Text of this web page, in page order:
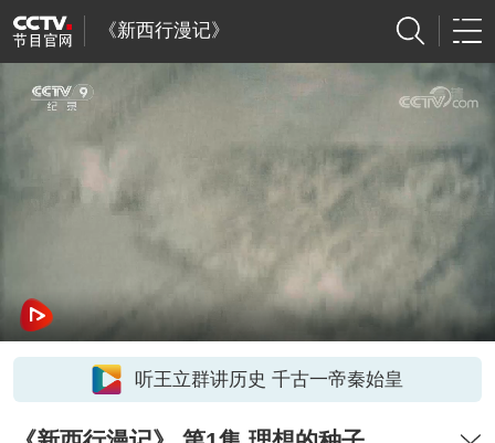
《新西行漫记》
听王立群讲历史 千古一帝秦始皇